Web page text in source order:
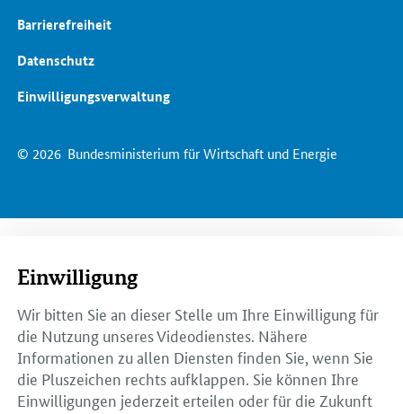
© 2026 Bundesministerium für Wirtschaft und Energie
Barrierefreiheit
Datenschutz
Einwilligungsverwaltung
Einwilligung
Wir bitten Sie an dieser Stelle um Ihre Einwilligung für
die Nutzung unseres Videodienstes. Nähere
Informationen zu allen Diensten finden Sie, wenn Sie
die Pluszeichen rechts aufklappen. Sie können Ihre
Einwilligungen jederzeit erteilen oder für die Zukunft